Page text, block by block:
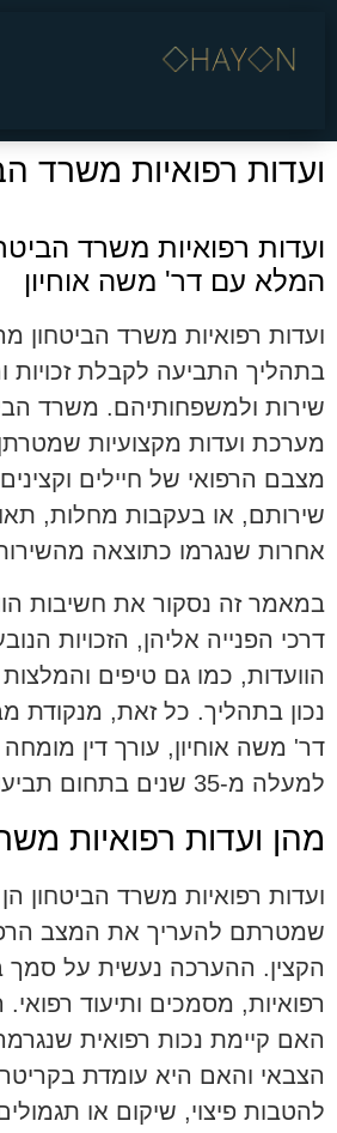
ועדות רפואיות משרד
ועדות רפואיות משרד
המלא עם דר' משה אוחיון
ועדות רפואיות משרד הביטחון
בתהליך התביעה לקבלת זכויות
שירות ולמשפחותיהם. משרד
מערכת ועדות מקצועיות
מצבם הרפואי של חיילים
שירותם, או בעקבות מחלות,
אחרות שנגרמו כתוצאה
במאמר זה נסקור את חשיבות
דרכי הפנייה אליהן, הזכויות
הוועדות, כמו גם טיפים
נכון בתהליך. כל זאת, מנקודת
דר' משה אוחיון, עורך דין מומחה
למעלה מ-35 שנים בתחום תביעות משרד הביטחון.
מהן ועדות רפואיות
ועדות רפואיות משרד הביטחון
שמטרתם להעריך את המצב
הקצין. ההערכה נעשית על סמך
רפואיות, מסמכים ותיעוד רפואי.
האם קיימת נכות רפואית
הצבאי והאם היא עומדת
להטבות פיצוי, שיקום או